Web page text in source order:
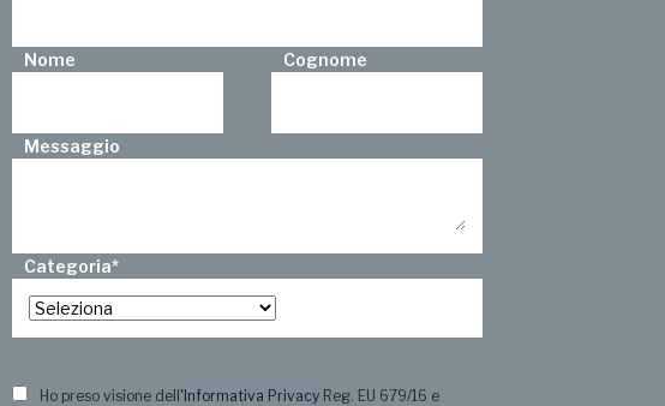
Nome Cognome
Messaggio
Categoria*
Ho preso visione dell 'Informativa PrivacyReg. EU 679/16 e